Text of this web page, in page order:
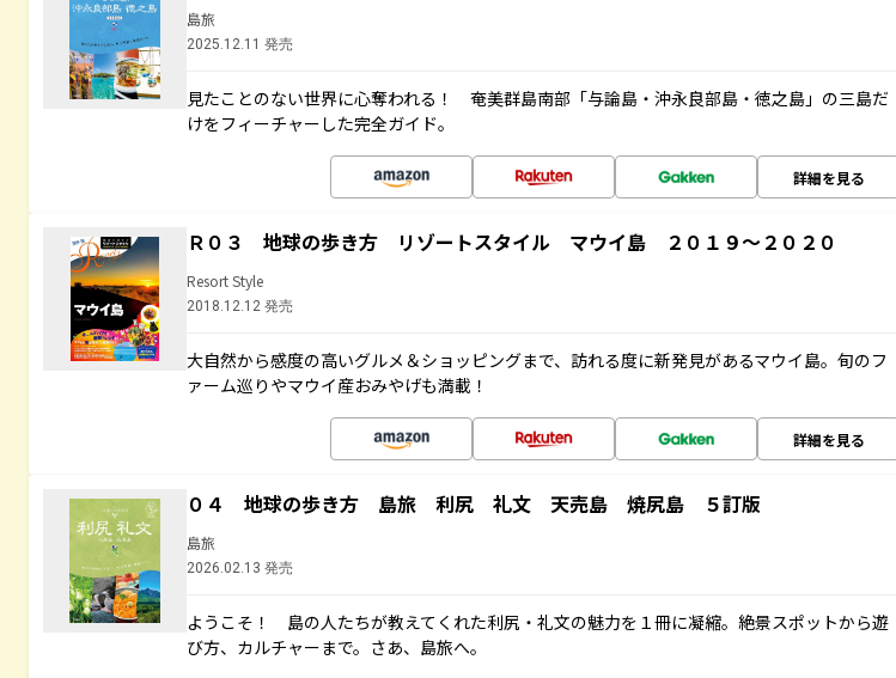
島旅
2025.12.11 発売
見たことのない世界に心奪われる！ 奄美群島南部「与論島・沖永良部島・徳之島」の三島だ
けをフィーチャーした完全ガイド。
詳細を見る
Ｒ０３ 地球の歩き方 リゾートスタイル マウイ島 ２０１９～２０２０
Resort Style
2018.12.12 発売
大自然から感度の高いグルメ＆ショッピングまで、訪れる度に新発見があるマウイ島。旬のフ
ァーム巡りやマウイ産おみやげも満載！
詳細を見る
０４ 地球の歩き方 島旅 利尻 礼文 天売島 焼尻島 ５訂版
島旅
2026.02.13 発売
ようこそ！ 島の人たちが教えてくれた利尻・礼文の魅力を１冊に凝縮。絶景スポットから遊
び方、カルチャーまで。さあ、島旅へ。